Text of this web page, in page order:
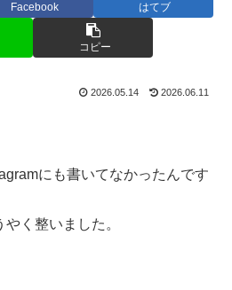
Facebook はてブ
コピー
2026.05.14 2026.06.11
にも書いてなかったんです
く整いました。